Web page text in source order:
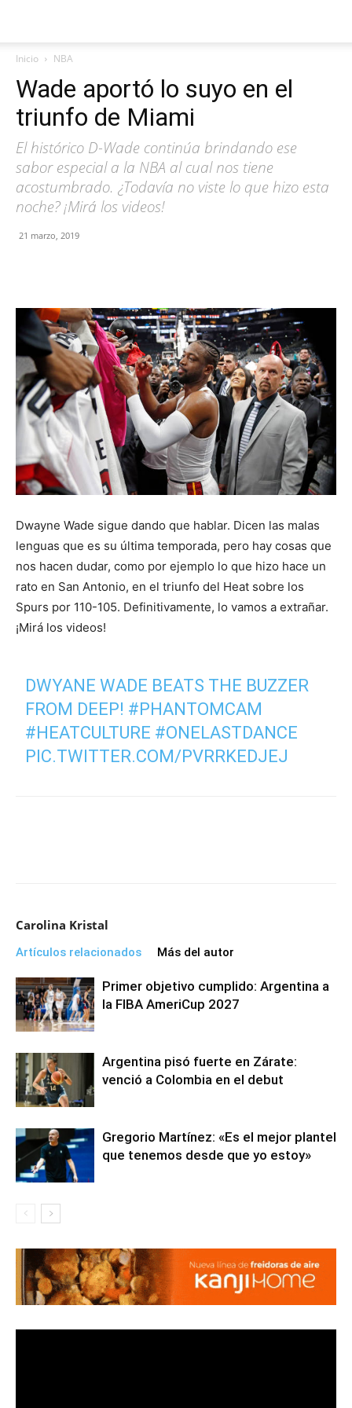
Inicio NBA
Wade aportó lo suyo en el
triunfo de Miami
El histórico D-Wade continúa brindando ese
sabor especial a la NBA al cual nos tiene
acostumbrado. ¿Todavía no viste lo que hizo esta
noche? ¡Mirá los videos!
21 marzo, 2019
Dwayne Wade sigue dando que hablar. Dicen las malas
lenguas que es su última temporada, pero hay cosas que
nos hacen dudar, como por ejemplo lo que hizo hace un
rato en San Antonio, en el triunfo del Heat sobre los
Spurs por 110-105. Definitivamente, lo vamos a extrañar.
¡Mirá los videos!
DWYANE WADE BEATS THE BUZZER
FROM DEEP! #PHANTOMCAM
#HEATCULTURE #ONELASTDANCE
PIC.TWITTER.COM/PVRRKEDJEJ
Carolina Kristal
Artículos relacionados Más del autor
Primer objetivo cumplido: Argentina a
la FIBA AmeriCup 2027
Argentina pisó fuerte en Zárate:
venció a Colombia en el debut
Gregorio Martínez: «Es el mejor plantel
que tenemos desde que yo estoy»